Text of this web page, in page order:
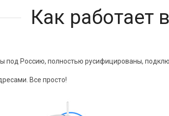
Как работает
Россию, полностью русифицированы,
Все просто!